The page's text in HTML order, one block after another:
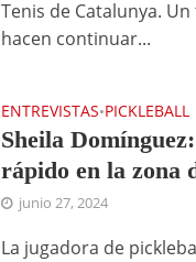
Tenis de Catalunya.
hacen continuar...
ENTREVISTAS•PICKLEBALL
Sheila
rápido en la zona
junio 27, 2024
La jugadora de